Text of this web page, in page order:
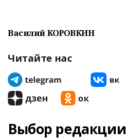
Василий КОРОВКИН
Читайте нас
Выбор редакции